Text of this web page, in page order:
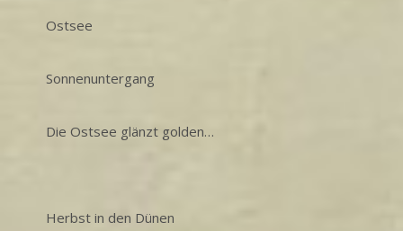
Ostsee
Sonnenuntergang
Die Ostsee glänzt golden…
Herbst in den Dünen